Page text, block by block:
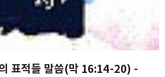
밴드 네이버 블로그
표적들 말씀(막 16:14-20) -
2017.08.30